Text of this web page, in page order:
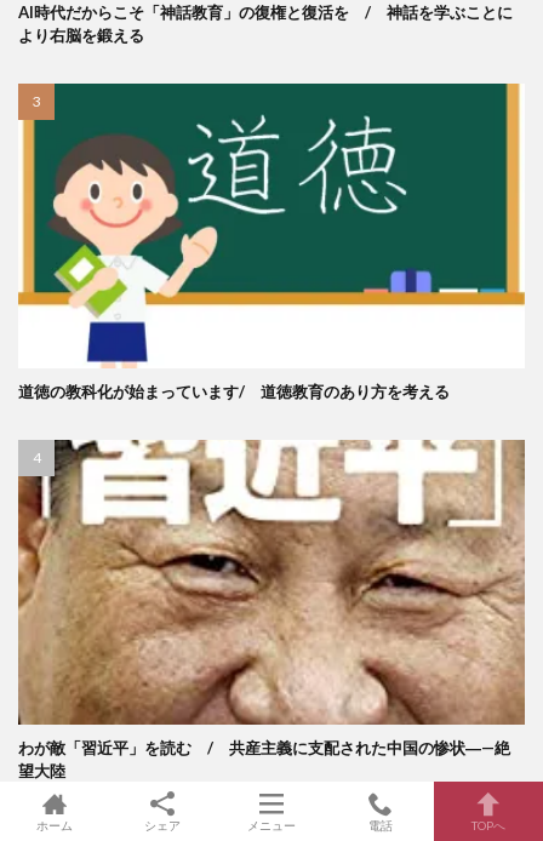
AI時代だからこそ「神話教育」の復権と復活を / 神話を学ぶことに
より右脳を鍛える
道徳の教科化が始まっています/ 道徳教育のあり方を考える
わが敵「習近平」を読む / 共産主義に支配された中国の惨状―—絶
望大陸
ホーム シェア メニュー 電話 TOPへ